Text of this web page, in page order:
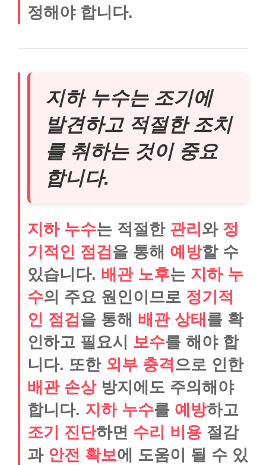
정해야 합니다.
지하 누수는 조기에
발견하고 적절한 조치
를 취하는 것이 중요
합니다.
지하 누수는 적절한 관리 와 정
기적인 점검을 통해 예방할 수
있습니다. 배관 노후는 지하 누
수의 주요 원인이므로 정기적
인 점검을 통해 배관 상태 를 확
인하고 필요시 보수를 해야 합
니다. 또한 외부 충격으로 인한
배관 손상방지에도 주의해야
합니다. 지하 누수를 예방하고
조기 진단하면 수리 비용 절감
과 안전 확보에 도움이 될 수 있